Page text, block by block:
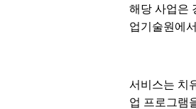
해당 사업은
업기술원에
서비스는 치
업 프로그램